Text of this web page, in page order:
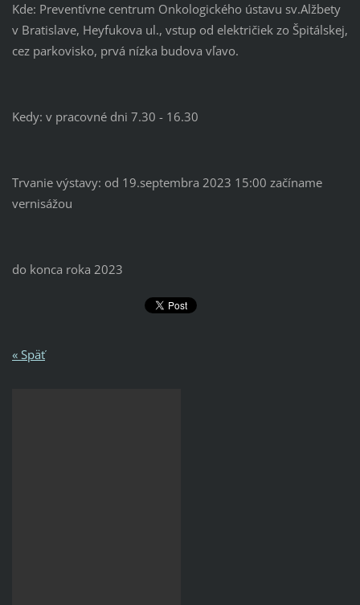
Kde: Preventívne centrum Onkologického ústavu sv.Alžbety
v Bratislave, Heyfukova ul., vstup od električiek zo Špitálskej,
cez parkovisko, prvá nízka budova vľavo.
Kedy: v pracovné dni 7.30 - 16.30
Trvanie výstavy: od 19.septembra 2023 15:00 začíname
vernisážou
do konca roka 2023
« Späť